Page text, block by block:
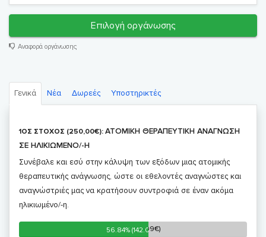
Επιλογή οργάνωσης
Αναφορά οργάνωσης
Γενικά Νέα Δωρεές Υποστηρικτές
1ΟΣ ΣΤΟΧΟΣ (250,00€): ΑΤΟΜΙΚΗ ΘΕΡΑΠΕΥΤΙΚΗ ΑΝΑΓΝΩΣΗ
ΣΕ ΗΛΙΚΙΩΜΕΝΟ/-Η
Συνέβαλε και εσύ στην κάλυψη των εξόδων μιας ατομικής
θεραπευτικής ανάγνωσης, ώστε οι εθελοντές αναγνώστες και
αναγνώστριές μας να κρατήσουν συντροφιά σε έναν ακόμα
ηλικιωμένο/-η.
56.84% (142.09€)
56.84% (142.09€)